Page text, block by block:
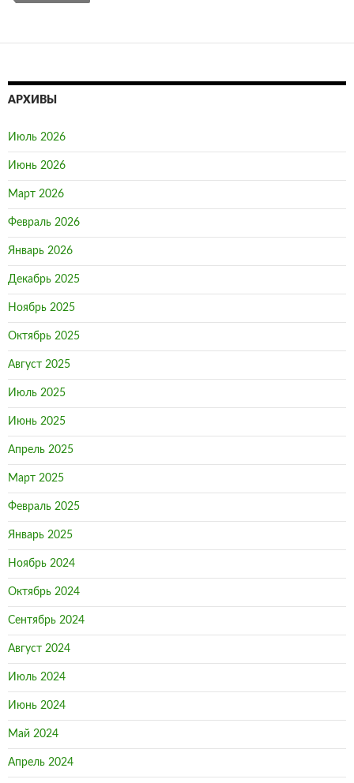
АРХИВЫ
Июль 2026
Июнь 2026
Март 2026
Февраль 2026
Январь 2026
Декабрь 2025
Ноябрь 2025
Октябрь 2025
Август 2025
Июль 2025
Июнь 2025
Апрель 2025
Март 2025
Февраль 2025
Январь 2025
Ноябрь 2024
Октябрь 2024
Сентябрь 2024
Август 2024
Июль 2024
Июнь 2024
Май 2024
Апрель 2024